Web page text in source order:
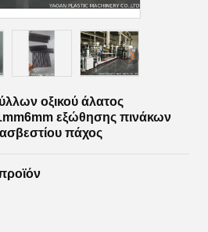
οξικού άλατος
εξώθησης πινάκων
πάχος